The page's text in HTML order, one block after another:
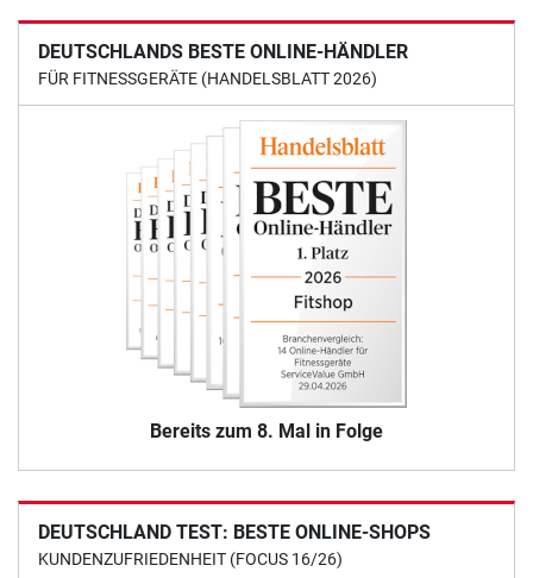
DEUTSCHLANDS BESTE ONLINE-HÄNDLER
FÜR FITNESSGERÄTE (HANDELSBLATT 2026)
Bereits zum 8. Mal in Folge
DEUTSCHLAND TEST: BESTE ONLINE-SHOPS
KUNDENZUFRIEDENHEIT (FOCUS 16/26)